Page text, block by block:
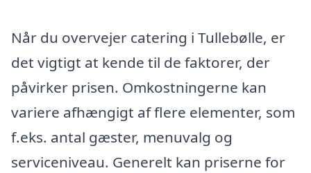
Når du overvejer catering i Tullebølle, er
det vigtigt at kende til de faktorer, der
påvirker prisen. Omkostningerne kan
variere afhængigt af flere elementer, som
f.eks. antal gæster, menuvalg og
serviceniveau. Generelt kan priserne for